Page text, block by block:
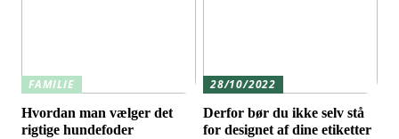
FAMILIE
Hvordan man vælger det
rigtige hundefoder
28/10/2022
Derfor bør du ikke selv stå
for designet af dine etiketter